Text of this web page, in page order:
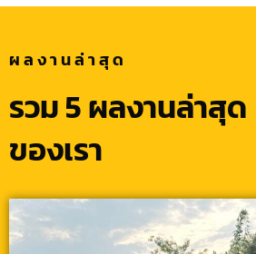
ผลงานล่าสุด
รวม 5 ผลงานล่าสุด
ของเรา